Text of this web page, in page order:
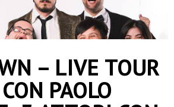
– LIVE TOUR
PAOLO